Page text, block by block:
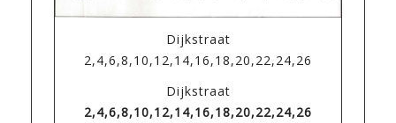
Dijkstraat
2,4,6,8,10,12,14,16,18,20,22,24,26
Dijkstraat
2,4,6,8,10,12,14,16,18,20,22,24,26